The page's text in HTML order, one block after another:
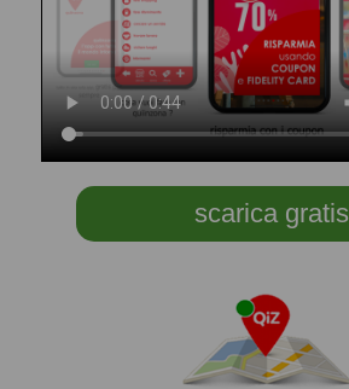
scarica gratis